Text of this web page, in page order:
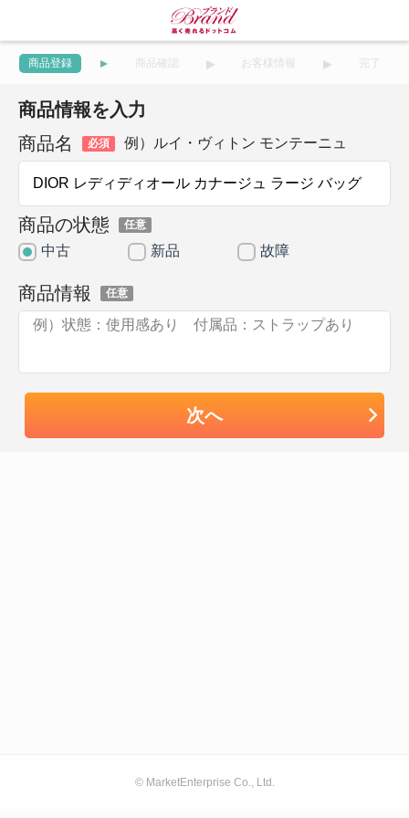
商品登録 商品確認 お客様情報 完了
商品情報を入力
商品名
必須 例）ルイ・ヴィトン モンテーニュ
商品の状態 任意
中古 新品 故障
商品情報 任意
次へ
© MarketEnterprise Co., Ltd.